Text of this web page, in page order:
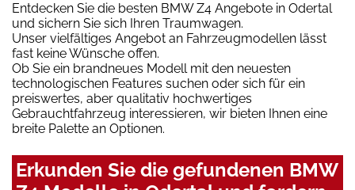
Entdecken Sie die besten BMW Z4 Angebote in Odertal
und sichern Sie sich Ihren Traumwagen.
Unser vielfältiges Angebot an Fahrzeugmodellen lässt
fast keine Wünsche offen.
Ob Sie ein brandneues Modell mit den neuesten
technologischen Features suchen oder sich für ein
preiswertes, aber qualitativ hochwertiges
Gebrauchtfahrzeug interessieren, wir bieten Ihnen eine
breite Palette an Optionen.
Erkunden Sie die gefundenen BMW